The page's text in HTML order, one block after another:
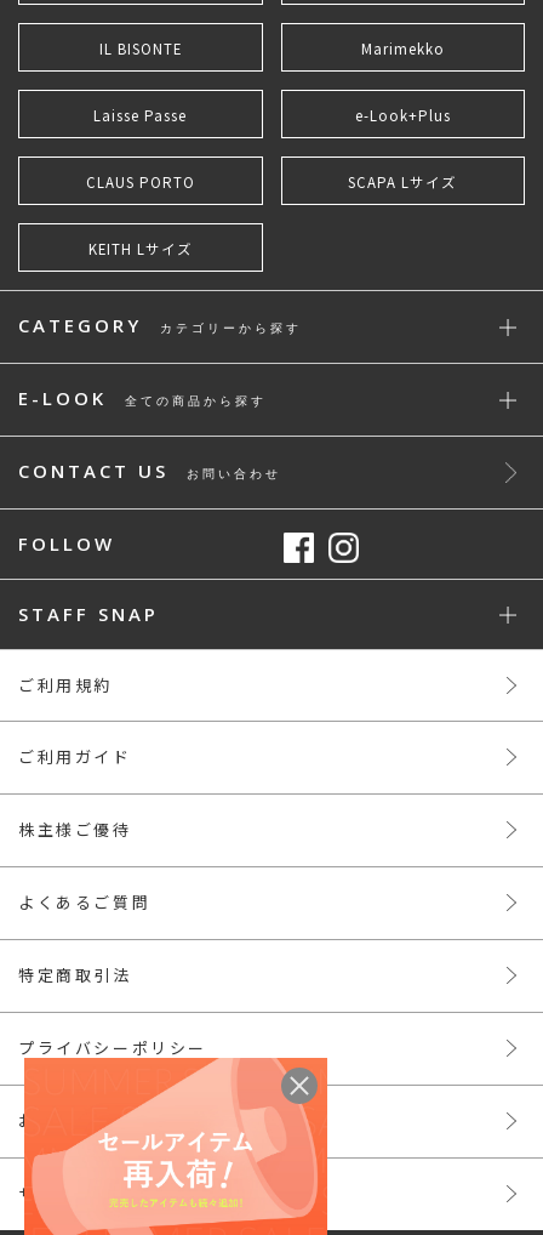
IL BISONTE Marimekko
Laisse Passe e-Look+Plus
CLAUS PORTO SCAPA Lサイズ
KEITH Lサイズ
CATEGORY カテゴリーから探す
E-LOOK 全ての商品から探す
CONTACT US お問い合わせ
FOLLOW
STAFF SNAP
ご利用規約
ご利用ガイド
株主様ご優待
よくあるご質問
特定商取引法
プライバシーポリシー
お問い合わせ
サイトマップ